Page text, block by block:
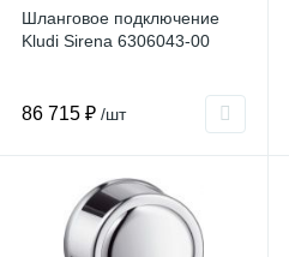
Шланговое подключение
Kludi Sirena 6306043-00
86 715 ₽ /шт